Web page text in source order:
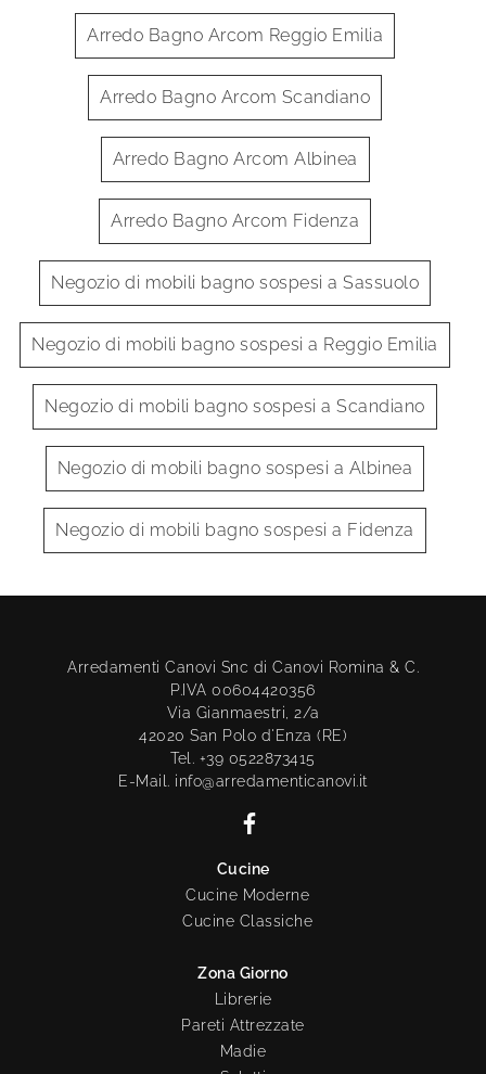
Arredo Bagno Arcom Reggio Emilia
Arredo Bagno Arcom Scandiano
Arredo Bagno Arcom Albinea
Arredo Bagno Arcom Fidenza
Negozio di mobili bagno sospesi a Sassuolo
Negozio di mobili bagno sospesi a Reggio Emilia
Negozio di mobili bagno sospesi a Scandiano
Negozio di mobili bagno sospesi a Albinea
Negozio di mobili bagno sospesi a Fidenza
Arredamenti Canovi Snc di Canovi Romina & C.
P.IVA 00604420356
Via Gianmaestri, 2/a
42020 San Polo d'Enza (RE)
Tel. +39 0522873415
E-Mail. info@arredamenticanovi.it
Cucine
Cucine Moderne
Cucine Classiche
Zona Giorno
Librerie
Pareti Attrezzate
Madie